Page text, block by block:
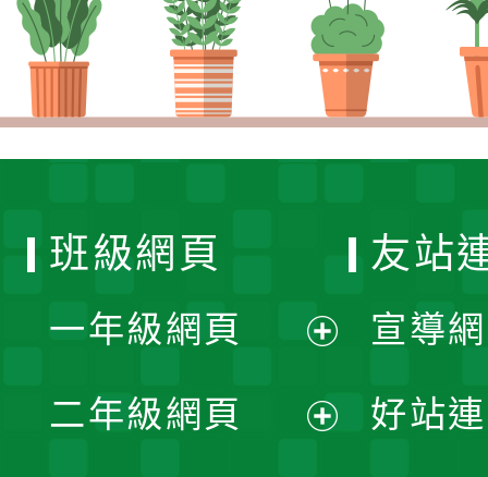
班級網頁
一年級網頁
開
二年級網頁
友站
宣導
好站